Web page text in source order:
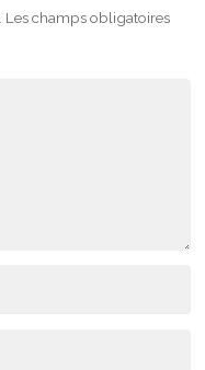
Les champs obligatoires